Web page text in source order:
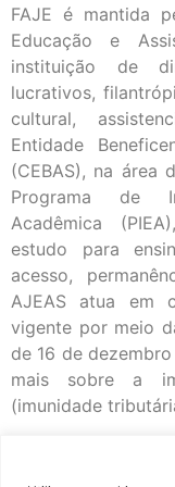
FAJE é mantida
Educação e
instituição de
lucrativos,
cultural,
Entidade
(CEBAS), na área
Programa de
Acadêmica
estudo para
acesso,
AJEAS atua em
vigente por meio
de 16 de
mais sobre a
(imunidade